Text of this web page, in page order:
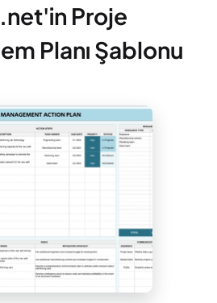
Proje
Planı Şablonu